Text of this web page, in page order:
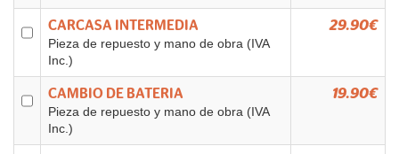
CARCASA INTERMEDIA
Pieza de repuesto y mano de obra (IVA
Inc.)
29.90€
CAMBIO DE BATERIA
Pieza de repuesto y mano de obra (IVA
Inc.)
19.90€